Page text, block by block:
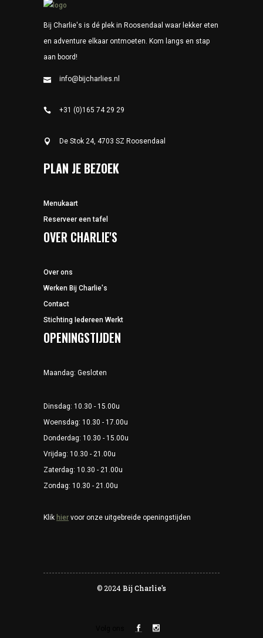
Bij Charlie's is dé plek in Roosendaal waar lekker eten
en adventure elkaar ontmoeten. Kom langs en stap
aan boord!
info@bijcharlies.nl
+31 (0)165 74 29 29
De Stok 24, 4703 SZ Roosendaal
PLAN JE BEZOEK
Menukaart
Reserveer een tafel
OVER CHARLIE'S
Over ons
Werken Bij Charlie's
Contact
Stichting Iedereen Werkt
OPENINGSTIJDEN
Maandag: Gesloten
Dinsdag: 10.30 - 15.00u
Woensdag: 10.30 - 17.00u
Donderdag: 10.30 - 15.00u
Vrijdag: 10.30 - 21.00u
Zaterdag: 10.30 - 21.00u
Zondag: 10.30 - 21.00u
Klik hier voor onze uitgebreide openingstijden
© 2024Bij Charlie's